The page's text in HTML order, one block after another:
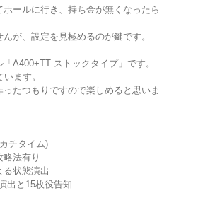
ールに行き、持ち金が無くなったら
が、設定を見極めるのが鍵です。
A400+TT ストックタイプ」です。
ます。
たつもりですので楽しめると思いま
チタイム)
略法有り
る状態演出
出と15枚役告知